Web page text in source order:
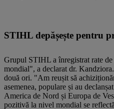
STIHL depășește pentru
Grupul STIHL a înregistrat rate
mondial", a declarat dr.
două ori. "Am reușit să
asemenea, populare și au
America de Nord și Europa de
pozitivă la nivel mondial se